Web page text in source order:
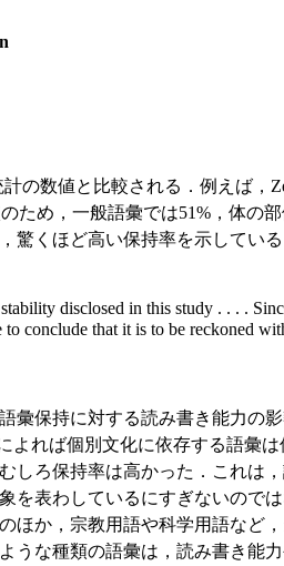
数値と比較される．例えば，
ため，一般語彙では51%，体
くほど高い保持率を示してい
disclosed in this study . . . .
conclude that it is to be reckoned
保持に対する読み書き能力の
よれば個別文化に依存する語
しろ保持率は高かった．これ
を表わしているにすぎないので
ほか，宗教用語や科学用語な
うな種類の語彙は，読み書き能